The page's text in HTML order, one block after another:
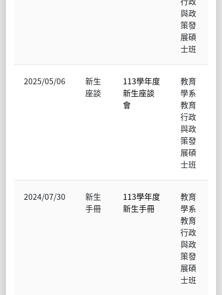
與政
策發
展碩
士班
2025/05/06
新生
座談
113學年度
新生座談
會
教育
學系
教育
行政
與政
策發
展碩
士班
2024/07/30
新生
手冊
113學年度
新生手冊
教育
學系
教育
行政
與政
策發
展碩
士班